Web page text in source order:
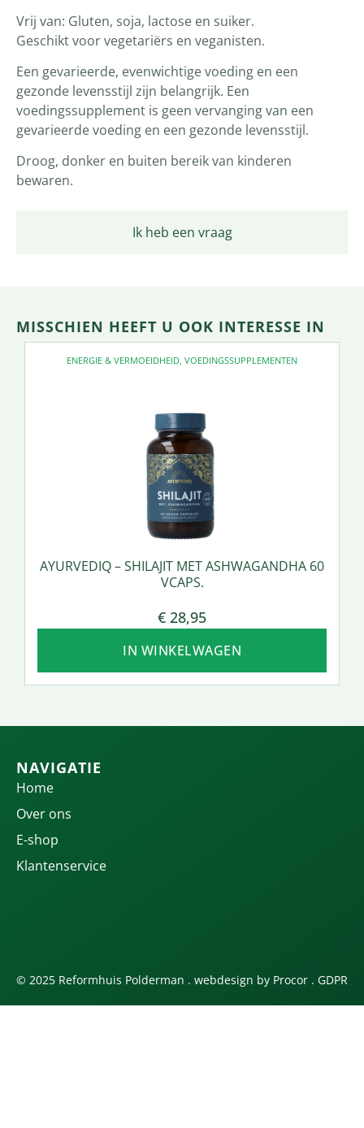
Ik heb een vraag
Vrij van: Gluten, soja, lactose en suiker.
Geschikt voor vegetariërs en veganisten.
Een gevarieerde, evenwichtige voeding en een
gezonde levensstijl zijn belangrijk. Een
voedingssupplement is geen vervanging van een
gevarieerde voeding en een gezonde levensstijl.
Droog, donker en buiten bereik van kinderen
bewaren.
MISSCHIEN HEEFT U OOK INTERESSE IN
ENERGIE & VERMOEIDHEID VOEDINGSSUPPLEMENTEN
AYURVEDIQ – SHILAJIT MET ASHWAGANDHA 60
VCAPS.
€ 28,95
IN WINKELWAGEN
NAVIGATIE
Home
Over ons
E-shop
Klantenservice
© 2025 Reformhuis Polderman . webdesign by Procor . GDPR